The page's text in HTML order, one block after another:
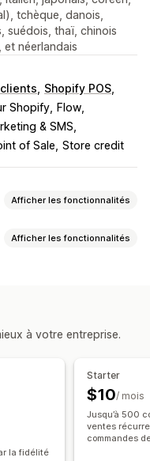
tchèque, danois,
suédois, thaï, chinois
néerlandais
Shopify POS
Shopify
Flow
& SMS
of Sale Store credit
Afficher les fonctionnalités
en espèces
Expédition gratuite
personnalisées
Afficher les fonctionnalités
à votre entreprise.
la fidélité
Starter
$10/ mois
Jusqu’à 500
ventes
commandes